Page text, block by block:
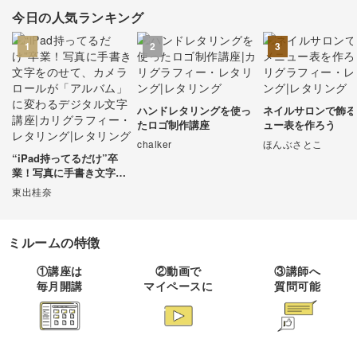
が、授業では黒く濃く塗りつぶす練習をします。このように紙やボールペンなどで
書くイメージのあったレタリングですが、近年ではデジタルでも楽しめるようにな
ってきました。例えば、iPadアプリ「プロクリエイト」を使えば、手書きよりも簡
単におしゃれな文字が書けると人気があります。ガイドラインの表示・様々な種類
のブラシ・レイヤーを使ったなぞり書きなど、沢山の便利な機能が揃っています。
無料で使える「フォントアプリ」も非常に人気が高いです。難しい操作もなく、自
動でトリミング・ぼかし・レタリング文字の挿入ができます。誰でも簡単に、画像
をお洒落に加工が可能です。意識することは少ないかもしれませんが、レタリング
は自然と生活の中に溶け込んでいます。SNSの画像・街に貼られているポスターな
どに使われ、目にしない日は無いでしょう。視点を変えれば、レタリングができれ
ば自由に様々な作品を制作できるということです。大人の趣味としてはもちろん、
ポップやロゴ制作など実用的に活用できる場面も多いので、ぜひチャレンジしてみ
てはいかがでしょうか。
刺繍
すべて
伝統刺繍
その他刺繍
パンチニードル
刺し子
クロスステッチ
オートクチュール刺繍
すべて
棒針編み
かぎ針編み
レース編み
マクラメ
クラフトバンド
あみぐるみ
ソーイング
すべて
パッチワーク
和裁
洋裁
イラスト・絵画
すべて
デッサン
アクリル絵の具
アルコールインクアート
コピック
ミニチュア・クレイ
クラフト
すべて
ミニチュア雑貨
ドール
すべて
ネイル
ネイル検定
スカルプネイル
プラバンアクセサリー
クレイ
すべて
キャンドルホルダー
すべて
レタリング
絵付け・ペインティ
ング
すべて
書道・ペン字
すべて
ペーパークラフト
今日の人気ランキング
1
“iPad持ってるだけ”卒
業！写真に手書き文字を
のせて、カメラロールが
「アルバム」に変わるデ
東出桂奈
2
ハンドレタリングを使っ
たロゴ制作講座
chalker
3
ネイルサロンで飾
ュー表を作ろう
ほんぶさとこ
ミルームの特徴
①講座は
毎月開講
②動画で
マイペースに
③講師へ
質問可能